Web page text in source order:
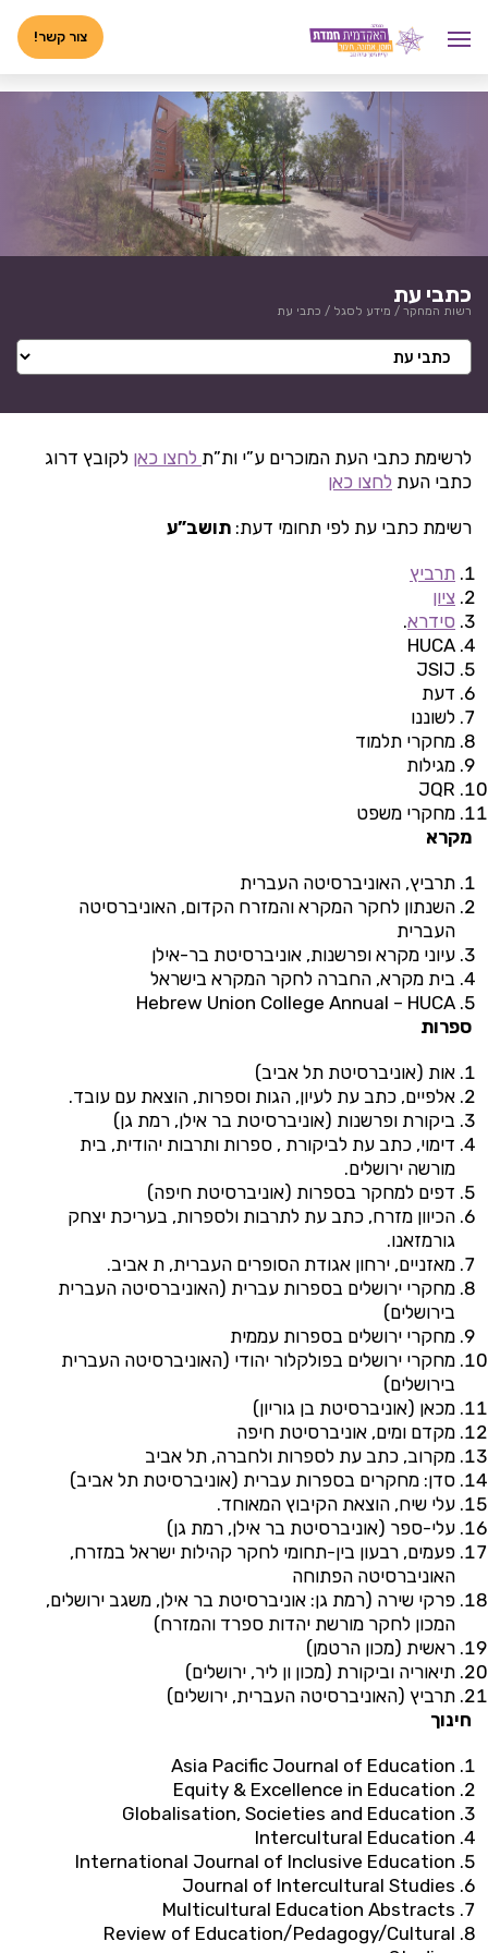
צור קשר!
כתבי עת
רשות המחקר / מידע לסגל / כתבי עת
לרשימת כתבי העת המוכרים ע”י ות”ת לחצו כאן לקובץ דרוג
כתבי העת לחצו כאן
רשימת כתבי עת לפי תחומי דעת: תושב”ע
תרביץ
ציון
סידרא.
HUCA
JSIJ
דעת
לשוננו
מחקרי תלמוד
מגילות
JQR
מחקרי משפט
מקרא
תרביץ, האוניברסיטה העברית
השנתון לחקר המקרא והמזרח הקדום, האוניברסיטה
העברית
עיוני מקרא ופרשנות, אוניברסיטת בר-אילן
בית מקרא, החברה לחקר המקרא בישראל
Hebrew Union College Annual – HUCA
ספרות
אות (אוניברסיטת תל אביב)
אלפיים, כתב עת לעיון, הגות וספרות, הוצאת עם עובד.
ביקורת ופרשנות (אוניברסיטת בר אילן, רמת גן)
דימוי, כתב עת לביקורת , ספרות ותרבות יהודית, בית
מורשה ירושלים.
דפים למחקר בספרות (אוניברסיטת חיפה)
הכיוון מזרח, כתב עת לתרבות ולספרות, בעריכת יצחק
גורמזאנו.
מאזניים, ירחון אגודת הסופרים העברית, ת אביב.
מחקרי ירושלים בספרות עברית (האוניברסיטה העברית
בירושלים)
מחקרי ירושלים בספרות עממית
מחקרי ירושלים בפולקלור יהודי (האוניברסיטה העברית
בירושלים)
מכאן (אוניברסיטת בן גוריון)
מקדם ומים, אוניברסיטת חיפה
מקרוב, כתב עת לספרות ולחברה, תל אביב
סדן: מחקרים בספרות עברית (אוניברסיטת תל אביב)
עלי שיח, הוצאת הקיבוץ המאוחד.
עלי-ספר (אוניברסיטת בר אילן, רמת גן)
פעמים, רבעון בין-תחומי לחקר קהילות ישראל במזרח,
האוניברסיטה הפתוחה
פרקי שירה (רמת גן: אוניברסיטת בר אילן, משגב ירושלים,
המכון לחקר מורשת יהדות ספרד והמזרח)
ראשית (מכון הרטמן)
תיאוריה וביקורת (מכון ון ליר, ירושלים)
תרביץ (האוניברסיטה העברית, ירושלים)
חינוך
Asia Pacific Journal of Education
Equity & Excellence in Education
Globalisation, Societies and Education
Intercultural Education
International Journal of Inclusive Education
Journal of Intercultural Studies
Multicultural Education Abstracts
Review of Education/Pedagogy/Cultural